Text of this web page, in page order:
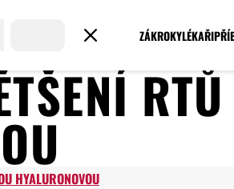
ZÁKROKYLÉKAŘI
HYALURONOVOU